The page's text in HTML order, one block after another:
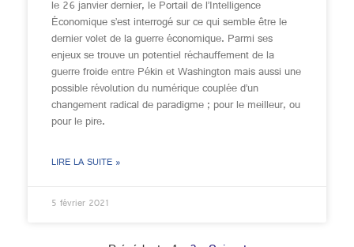
le 26 janvier dernier, le Portail de l’Intelligence
Économique s’est interrogé sur ce qui semble être le
dernier volet de la guerre économique. Parmi ses
enjeux se trouve un potentiel réchauffement de la
guerre froide entre Pékin et Washington mais aussi une
possible révolution du numérique couplée d’un
changement radical de paradigme ; pour le meilleur, ou
pour le pire.
LIRE LA SUITE »
5 février 2021